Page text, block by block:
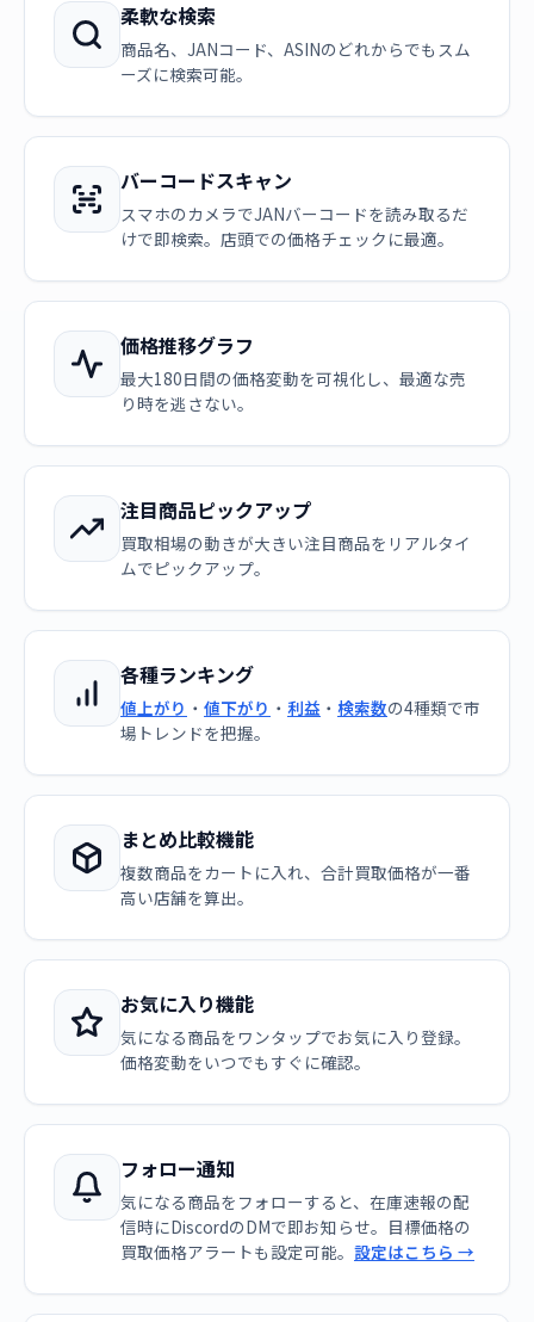
柔軟な検索
商品名、JANコード、ASINのどれからでもスム
ーズに検索可能。
バーコードスキャン
スマホのカメラでJANバーコードを読み取るだ
けで即検索。店頭での価格チェックに最適。
価格推移グラフ
最大180日間の価格変動を可視化し、最適な売
り時を逃さない。
注目商品ピックアップ
買取相場の動きが大きい注目商品をリアルタイ
ムでピックアップ。
各種ランキング
値上がり ・ 値下がり ・ 利益 ・ 検索数の4種類で市
場トレンドを把握。
まとめ比較機能
複数商品をカートに入れ、合計買取価格が一番
高い店舗を算出。
お気に入り機能
気になる商品をワンタップでお気に入り登録。
価格変動をいつでもすぐに確認。
フォロー通知
気になる商品をフォローすると、在庫速報の配
信時にDiscordのDMで即お知らせ。目標価格の
買取価格アラートも設定可能。 設定はこちら →